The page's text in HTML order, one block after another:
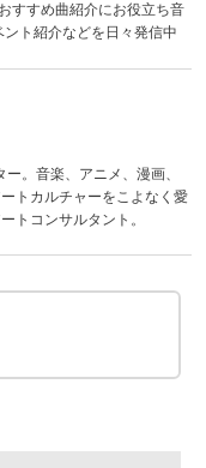
すすめ曲紹介にお役立ち音
ト紹介などを日々発信中
。音楽、アニメ、漫画、
トカルチャーをこよなく愛
トコンサルタント。